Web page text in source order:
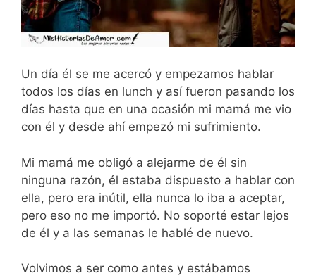
Un día él se me acercó y empezamos hablar
todos los días en lunch y así fueron pasando los
días hasta que en una ocasión mi mamá me vio
con él y desde ahí empezó mi sufrimiento.
Mi mamá me obligó a alejarme de él sin
ninguna razón, él estaba dispuesto a hablar con
ella, pero era inútil, ella nunca lo iba a aceptar,
pero eso no me importó. No soporté estar lejos
de él y a las semanas le hablé de nuevo.
Volvimos a ser como antes y estábamos